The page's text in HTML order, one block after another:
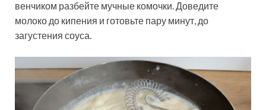
венчиком разбейте мучные комочки. Доведите
молоко до кипения и готовьте пару минут, до
загустения соуса.